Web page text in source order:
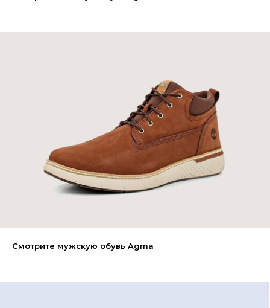
Смотрите мужскую обувь Agma